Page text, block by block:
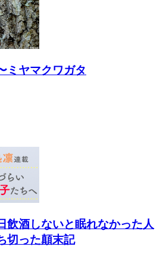
ヤマクワガタ
飲酒しないと眠れなかった人
切った顛末記